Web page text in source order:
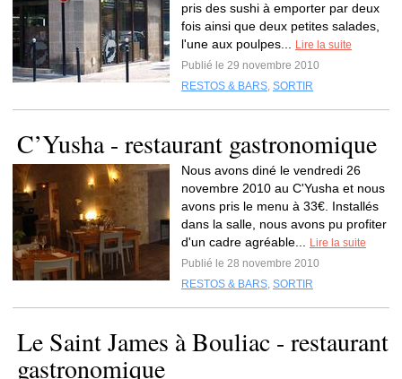
pris des sushi à emporter par deux
fois ainsi que deux petites salades,
l'une aux poulpes...
Lire la suite
Publié le 29 novembre 2010
RESTOS & BARS, SORTIR
C’Yusha - restaurant gastronomique
Nous avons diné le vendredi 26
novembre 2010 au C'Yusha et nous
avons pris le menu à 33€. Installés
dans la salle, nous avons pu profiter
d'un cadre agréable...
Lire la suite
Publié le 28 novembre 2010
RESTOS & BARS, SORTIR
Le Saint James à Bouliac - restaurant
gastronomique